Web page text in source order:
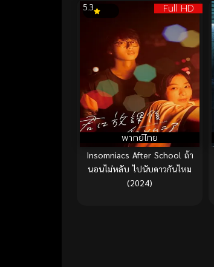
Full HD
พากย์ไทย
5.3
Insomniacs After School ถ้า
นอนไม่หลับ ไปนับดาวกันไหม
(2024)